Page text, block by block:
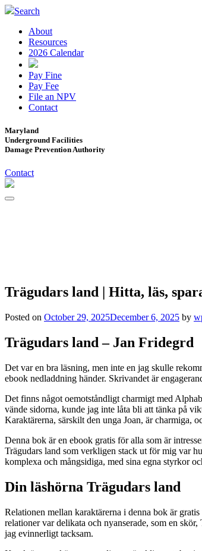
Search
About
Resources
2026 Calendar
Pay Fine
Pay Fee
File an NPV
Contact
Maryland
Underground Facilities
Damage Prevention Authority
Contact
Trägudars land | Hitta, läs,
Posted on October 29, 2025December 6, 2025 by
Trägudars land – Jan Fridegrd
Det var en bra läsning, men inte en jag skulle
ebook nedladdning händer. Skrivandet är
Det finns något oemotståndligt charmigt med
vände sidorna, kunde jag inte låta bli att tänka på
Karaktärerna, särskilt den unga Joan, är charmiga,
Denna bok är en ebook gratis för alla som är
Trägudars land som verkligen stack ut för mig var
komplexa och mångsidiga, med sina egna styrkor
Din läshörna Trägudars land
Relationen mellan karaktärerna i denna bok är
relationer var delikata och nyanserade, som en
jag evinnerligt tacksam.